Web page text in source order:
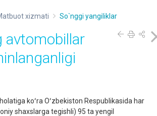
xizmati So`nggi yangiliklar
avtomobillar
koʻra Oʻzbekiston Respublikasida har
shaxslarga tegishli) 95 ta yengil